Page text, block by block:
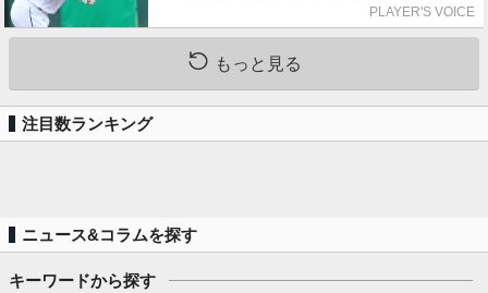
PLAYER'S VOICE
もっと見る
注目数ランキング
ニュース&コラムを探す
キーワードから探す